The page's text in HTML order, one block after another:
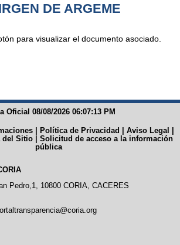
DE ARGEME
para visualizar el documento asociado.
Oficial 08/08/2026 06:07:13 PM
| Política de Privacidad | Aviso Legal |
del Sitio | Solicitud de acceso a la información
pública
Pedro,1, 10800 CORIA, CACERES